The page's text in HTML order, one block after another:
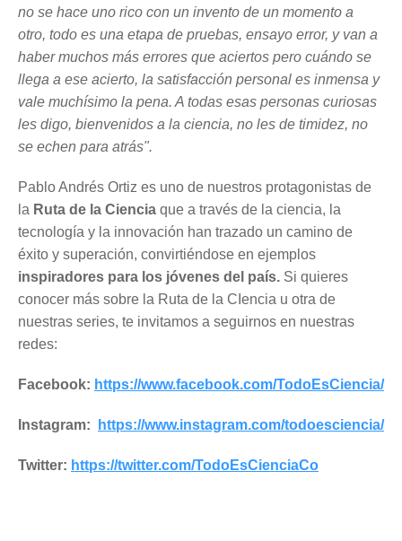
no se hace uno rico con un invento de un momento a
otro, todo es una etapa de pruebas, ensayo error, y van a
haber muchos más errores que aciertos pero cuándo se
llega a ese acierto, la satisfacción personal es inmensa y
vale muchísimo la pena. A todas esas personas curiosas
les digo, bienvenidos a la ciencia, no les de timidez, no
se echen para atrás".
Pablo Andrés Ortiz es uno de nuestros protagonistas de
la Ruta de la Ciencia que a través de la ciencia, la
tecnología y la innovación han trazado un camino de
éxito y superación, convirtiéndose en ejemplos
inspiradores para los jóvenes del país. Si quieres
conocer más sobre la Ruta de la CIencia u otra de
nuestras series, te invitamos a seguirnos en nuestras
redes:
Facebook: https://www.facebook.com/TodoEsCiencia/
Instagram: https://www.instagram.com/todoesciencia/
Twitter: https://twitter.com/TodoEsCienciaCo